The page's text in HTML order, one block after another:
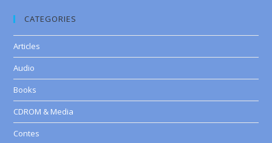
CATEGORIES
Articles
Audio
Books
CDROM & Media
Contes